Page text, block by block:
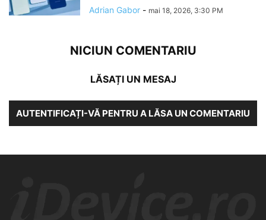
Adrian Gabor - mai 18, 2026, 3:30 PM
NICIUN COMENTARIU
LĂSAȚI UN MESAJ
AUTENTIFICAȚI-VĂ PENTRU A LĂSA UN COMENTARIU